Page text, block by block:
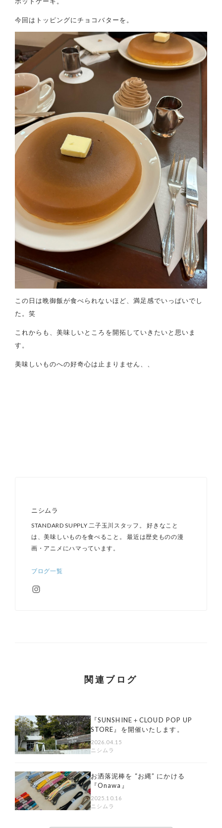
今回はトッピングにチョコバターを。
この日は晩御飯が食べられないほど、満足感でいっぱいでし
た。笑
これからも、美味しいところを開拓していきたいと思いま
す。
美味しいものへの好奇心は止まりません、、
ニシムラ
STANDARD SUPPLY 二子玉川スタッフ。 好きなこと
は、美味しいものを食べること。 最近は歴史ものの漫
画・アニメにハマっています。
ブログ一覧
関連ブログ
『SUNSHINE＋CLOUD POP UP
STORE』を開催いたします。
2026.04.15
ニシムラ
お洒落泥棒を “お縄” にかける
『Onawa』
2025.10.16
ニシムラ